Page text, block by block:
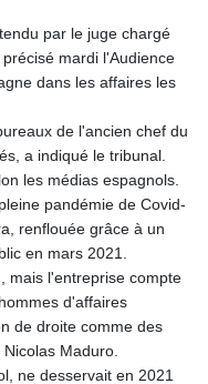
par le juge chargé
mardi l'Audience
dans les affaires les
de l'ancien chef du
a indiqué le tribunal.
les médias espagnols.
pandémie de Covid-
renflouée grâce à un
en mars 2021.
mais l'entreprise compte
d'affaires
de droite comme des
Maduro.
ne desservait en 2021